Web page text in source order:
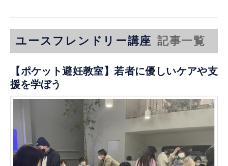
ユースフレンドリー講座 記事一覧
【ポケット避妊教室】若者に優しいケアや支
援を学ぼう